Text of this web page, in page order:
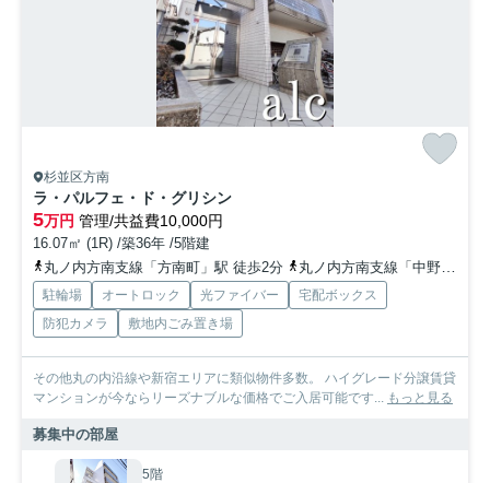
杉並区方南
ラ・パルフェ・ド・グリシン
5万円 管理/共益費10,000円
16.07㎡ (1R) /築36年 /5階建
丸ノ内方南支線「方南町」駅 徒歩2分
丸ノ内方南支線「中野富士見町」駅 徒歩12分
駐輪場 オートロック 光ファイバー
宅配ボックス
防犯カメラ
敷地内ごみ置き場
その他丸の内沿線や新宿エリアに類似物件多数。 ハイグレード分譲賃貸
マンションが今ならリーズナブルな価格でご入居可能です... もっと見る
募集中の部屋
5階